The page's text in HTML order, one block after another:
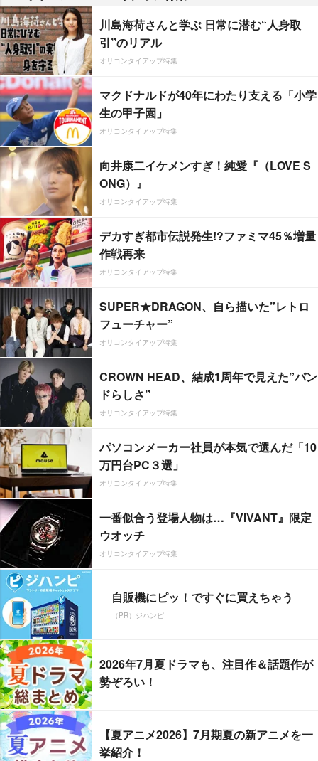
川島海荷さんと学ぶ 日常に潜む“人身取
引”のリアル
オリコンタイアップ特集
マクドナルドが40年にわたり支える「小学
生の甲子園」
オリコンタイアップ特集
向井康二イケメンすぎ！純愛『（LOVE S
ONG）』
オリコンタイアップ特集
デカすぎ都市伝説発生!?ファミマ45％増量
作戦再来
オリコンタイアップ特集
SUPER★DRAGON、自ら描いた”レトロ
フューチャー”
オリコンタイアップ特集
CROWN HEAD、結成1周年で見えた”バン
ドらしさ”
オリコンタイアップ特集
パソコンメーカー社員が本気で選んだ「10
万円台PC３選」
オリコンタイアップ特集
一番似合う登場人物は…『VIVANT』限定
ウオッチ
オリコンタイアップ特集
自販機にピッ！ですぐに買えちゃう
（PR）ジハンピ
2026年7月夏ドラマも、注目作＆話題作が
勢ぞろい！
【夏アニメ2026】7月期夏の新アニメを一
挙紹介！